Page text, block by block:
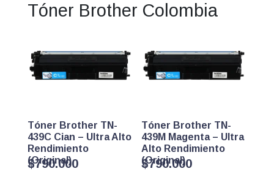
Tóner Brother Colombia
Tóner Brother TN-
439C Cian – Ultra Alto
Rendimiento
(Original)
$790.000
Tóner Brother TN-
439M Magenta – Ultra
Alto Rendimiento
(Original)
$790.000